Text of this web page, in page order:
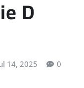
D
14, 2025 0